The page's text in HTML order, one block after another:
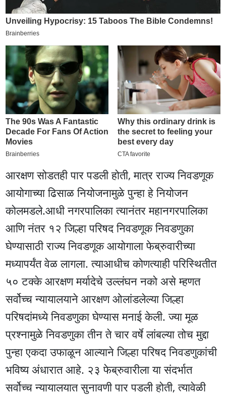
आरक्षण सोडतही पार पडली होती, मात्र राज्य निवडणूक
आयोगाच्या ढिसाळ नियोजनामुळे पुन्हा हे नियोजन
कोलमडले.आधी नगरपालिका त्यानंतर महानगरपालिका
आणि नंतर १२ जिल्हा परिषद निवडणूक निवडणुका
घेण्यासाठी राज्य निवडणूक आयोगाला फेब्रुवारीच्या
मध्यापर्यंत वेळ लागला. त्याआधीच कोणत्याही परिस्थितीत
५० टक्के आरक्षण मर्यादेचे उल्लंघन नको असे म्हणत
सर्वोच्च न्यायालयाने आरक्षण ओलांडलेल्या जिल्हा
परिषदांमध्ये निवडणुका घेण्यास मनाई केली. ज्या मूळ
प्रश्नामुळे निवडणुका तीन ते चार वर्षे लांबल्या तोच मुद्दा
पुन्हा एकदा उफाळून आल्याने जिल्हा परिषद निवडणुकांची
भविष्य अंधारात आहे. २३ फेब्रुवारीला या संदर्भात
सर्वोच्च न्यायालयात सुनावणी पार पडली होती, त्यावेळी